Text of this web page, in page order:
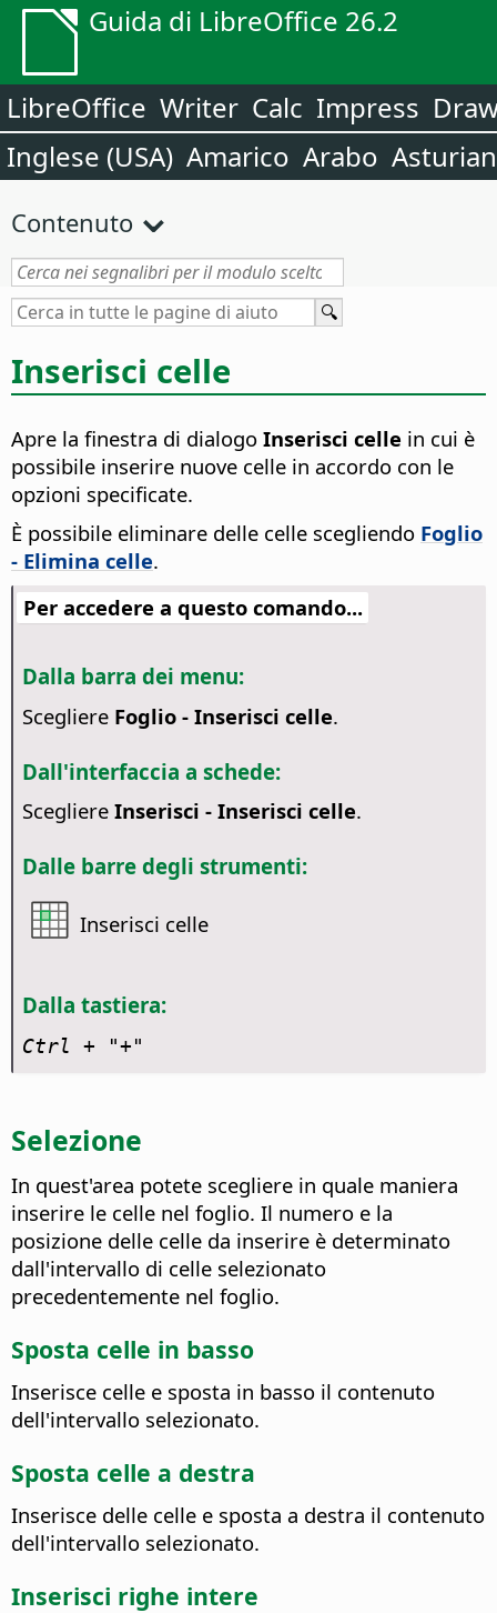
Guida di LibreOffice 26.2
LibreOffice Writer Calc Impress
Inglese (USA) Amarico Arabo
Contenuto
Inserisci celle
Apre la finestra di dialogo Inserisci celle in cui è
possibile inserire nuove celle in accordo con le
opzioni specificate.
È possibile eliminare delle celle scegliendo Foglio
- Elimina celle.
Per accedere a questo comando...
Dalla barra dei menu:
Scegliere Foglio - Inserisci celle.
Dall'interfaccia a schede:
Scegliere Inserisci - Inserisci celle.
Dalle barre degli strumenti:
Inserisci celle
Dalla tastiera:
Ctrl + "+"
Selezione
In quest'area potete scegliere in quale maniera
inserire le celle nel foglio. Il numero e la
posizione delle celle da inserire è determinato
dall'intervallo di celle selezionato
precedentemente nel foglio.
Sposta celle in basso
Inserisce celle e sposta in basso il contenuto
dell'intervallo selezionato.
Sposta celle a destra
Inserisce delle celle e sposta a destra il contenuto
dell'intervallo selezionato.
Inserisci righe intere